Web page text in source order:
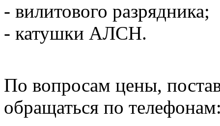
- вилитового разрядника;
- катушки АЛСН.
По вопросам цены,
обращаться по